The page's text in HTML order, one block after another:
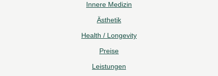
Innere Medizin
Ästhetik
Health / Longevity
Preise
Leistungen